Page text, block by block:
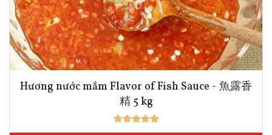
Hương nước mắm Flavor of Fish Sauce - 魚露香
精 5 kg